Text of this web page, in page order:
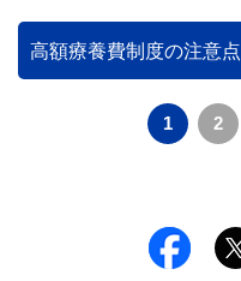
高額療養費制度の注意点
1 2